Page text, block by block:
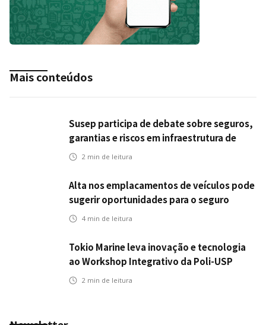
Mais conteúdos
Susep participa de debate sobre seguros,
garantias e riscos em infraestrutura de
transportes
2 min de leitura
Alta nos emplacamentos de veículos pode
sugerir oportunidades para o seguro
automotivo
4 min de leitura
Tokio Marine leva inovação e tecnologia
ao Workshop Integrativo da Poli-USP
2 min de leitura